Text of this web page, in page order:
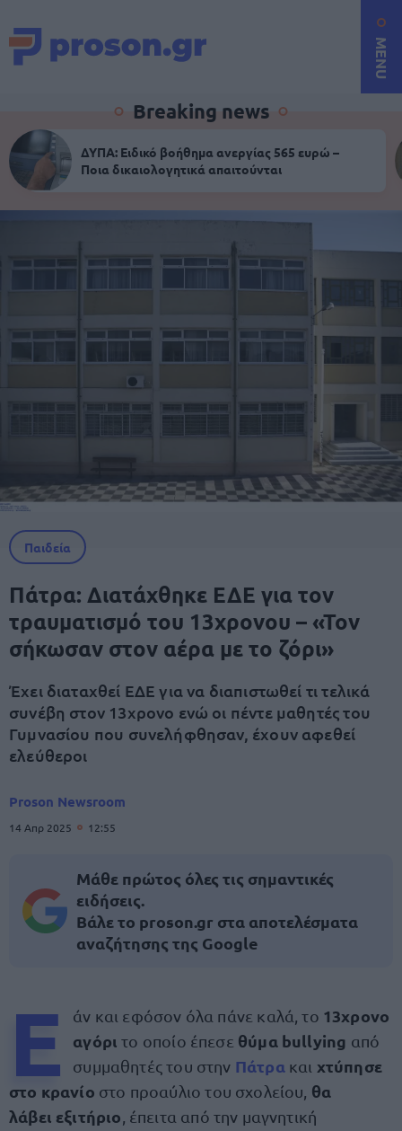
MENU
Breaking news
ΔΥΠΑ: Ειδικό βοήθημα ανεργίας 565 ευρώ –
Ποια δικαιολογητικά απαιτούνται
Παιδεία
Πάτρα: Διατάχθηκε ΕΔΕ για τον
τραυματισμό του 13χρονου – «Τον
σήκωσαν στον αέρα με το ζόρι»
Έχει διαταχθεί ΕΔΕ για να διαπιστωθεί τι τελικά
συνέβη στον 13χρονο ενώ οι πέντε μαθητές του
Γυμνασίου που συνελήφθησαν, έχουν αφεθεί
ελεύθεροι
Proson Newsroom
14 Απρ 2025 12:55
Μάθε πρώτος όλες τις σημαντικές
ειδήσεις.
Βάλε το proson.gr στα αποτελέσματα
αναζήτησης της Google
Ε άν και εφόσον όλα πάνε καλά, το 13χρονο
αγόρι το οποίο έπεσε θύμα bullying από
συμμαθητές του στην Πάτρα και χτύπησε
στο κρανίο στο προαύλιο του σχολείου, θα
λάβει εξιτήριο , έπειτα από την μαγνητική